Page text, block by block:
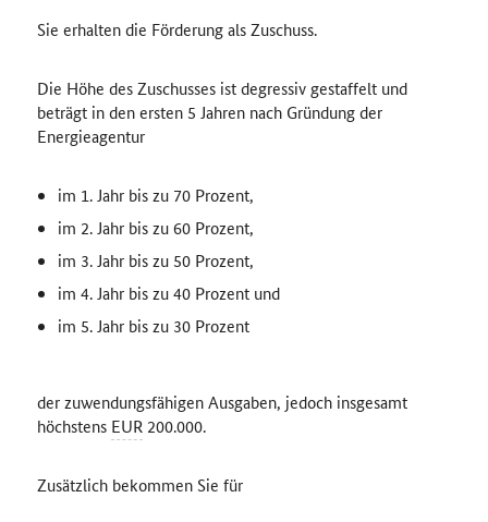
Sie erhalten die Förderung als Zuschuss.
Die Höhe des Zuschusses ist degressiv gestaffelt und
beträgt in den ersten 5 Jahren nach Gründung der
Energieagentur
im 1. Jahr bis zu 70 Prozent,
im 2. Jahr bis zu 60 Prozent,
im 3. Jahr bis zu 50 Prozent,
im 4. Jahr bis zu 40 Prozent und
im 5. Jahr bis zu 30 Prozent
der zuwendungsfähigen Ausgaben, jedoch insgesamt
höchstens EUR200.000.
Zusätzlich bekommen Sie für